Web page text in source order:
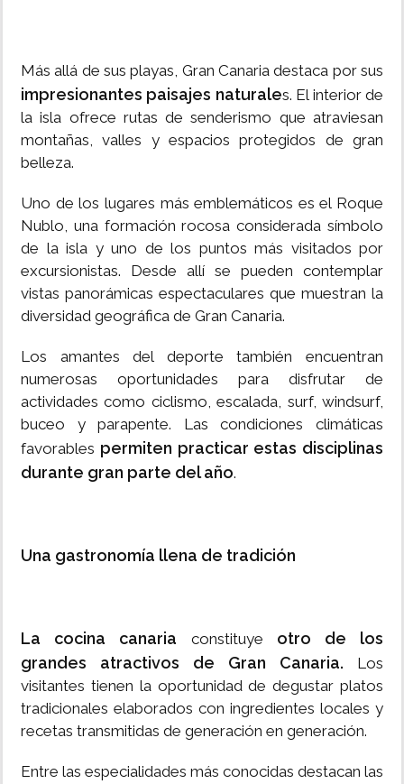
Más allá de sus playas, Gran Canaria destaca por sus
impresionantes paisajes naturales. El interior de
la isla ofrece rutas de senderismo que atraviesan
montañas, valles y espacios protegidos de gran
belleza.
Uno de los lugares más emblemáticos es el Roque
Nublo, una formación rocosa considerada símbolo
de la isla y uno de los puntos más visitados por
excursionistas. Desde allí se pueden contemplar
vistas panorámicas espectaculares que muestran la
diversidad geográfica de Gran Canaria.
Los amantes del deporte también encuentran
numerosas oportunidades para disfrutar de
actividades como ciclismo, escalada, surf, windsurf,
buceo y parapente. Las condiciones climáticas
favorables permiten practicar estas disciplinas
durante gran parte del año.
Una gastronomía llena de tradición
La cocina canaria constituye otro de los
grandes atractivos de Gran Canaria. Los
visitantes tienen la oportunidad de degustar platos
tradicionales elaborados con ingredientes locales y
recetas transmitidas de generación en generación.
Entre las especialidades más conocidas destacan las